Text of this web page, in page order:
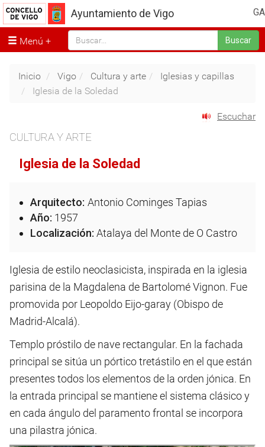
GA
Ayuntamiento de Vigo
Menú Buscar
Inicio Vigo Cultura y arte
Iglesias y capillas
Iglesia de la Soledad
Escuchar
CULTURA Y ARTE
Iglesia de la Soledad
Arquitecto: Antonio Cominges Tapias
Año: 1957
Localización: Atalaya del Monte de O Castro
Iglesia de estilo neoclasicista, inspirada en la iglesia
parisina de la Magdalena de Bartolomé Vignon. Fue
promovida por Leopoldo Eijo-garay (Obispo de
Madrid-Alcalá).
Templo próstilo de nave rectangular. En la fachada
principal se sitúa un pórtico tretástilo en el que están
presentes todos los elementos de la orden jónica. En
la entrada principal se mantiene el sistema clásico y
en cada ángulo del paramento frontal se incorpora
una pilastra jónica.